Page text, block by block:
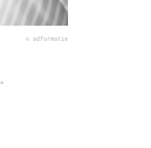
© adformatie